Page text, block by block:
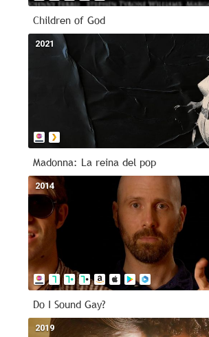
Children of God
2021
Madonna: La reina del pop
2014
Do I Sound Gay?
2019